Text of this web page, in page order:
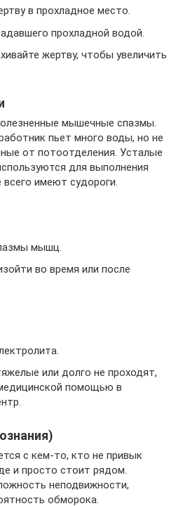
в прохладное место.
прохладной водой.
жертву, чтобы увеличить
мышечные спазмы.
пьет много воды, но не
от потоотделения. Усталые
для выполнения
имеют судороги.
мышц.
во время или после
или долго не проходят,
помощью в
с кем-то, кто не привык
и просто стоит рядом.
неподвижности,
обморока.